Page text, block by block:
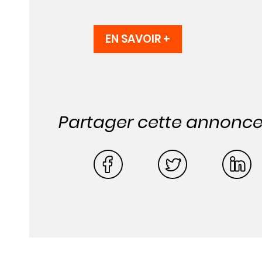
EN SAVOIR +
Partager cette